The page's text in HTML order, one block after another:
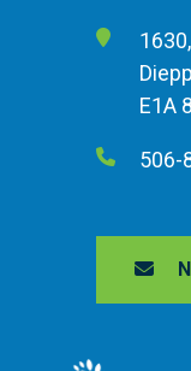
E1A
506-